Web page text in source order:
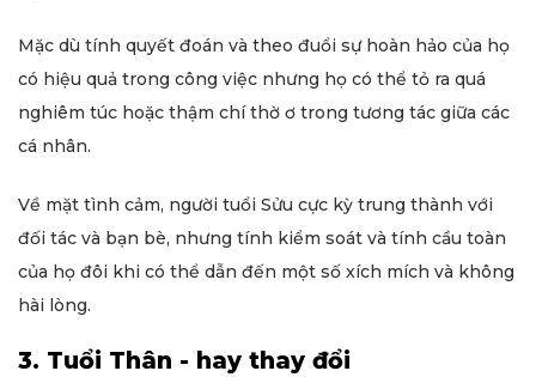
Mặc dù tính quyết đoán và theo đuổi sự hoàn hảo của họ
có hiệu quả trong công việc nhưng họ có thể tỏ ra quá
nghiêm túc hoặc thậm chí thờ ơ trong tương tác giữa các
cá nhân.
Về mặt tình cảm, người tuổi Sửu cực kỳ trung thành với
đối tác và bạn bè, nhưng tính kiểm soát và tính cầu toàn
của họ đôi khi có thể dẫn đến một số xích mích và không
hài lòng.
3. Tuổi Thân - hay thay đổi